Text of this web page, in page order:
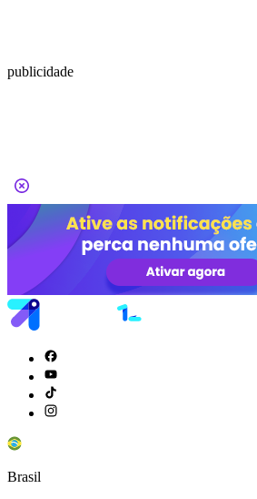
publicidade
Brasil